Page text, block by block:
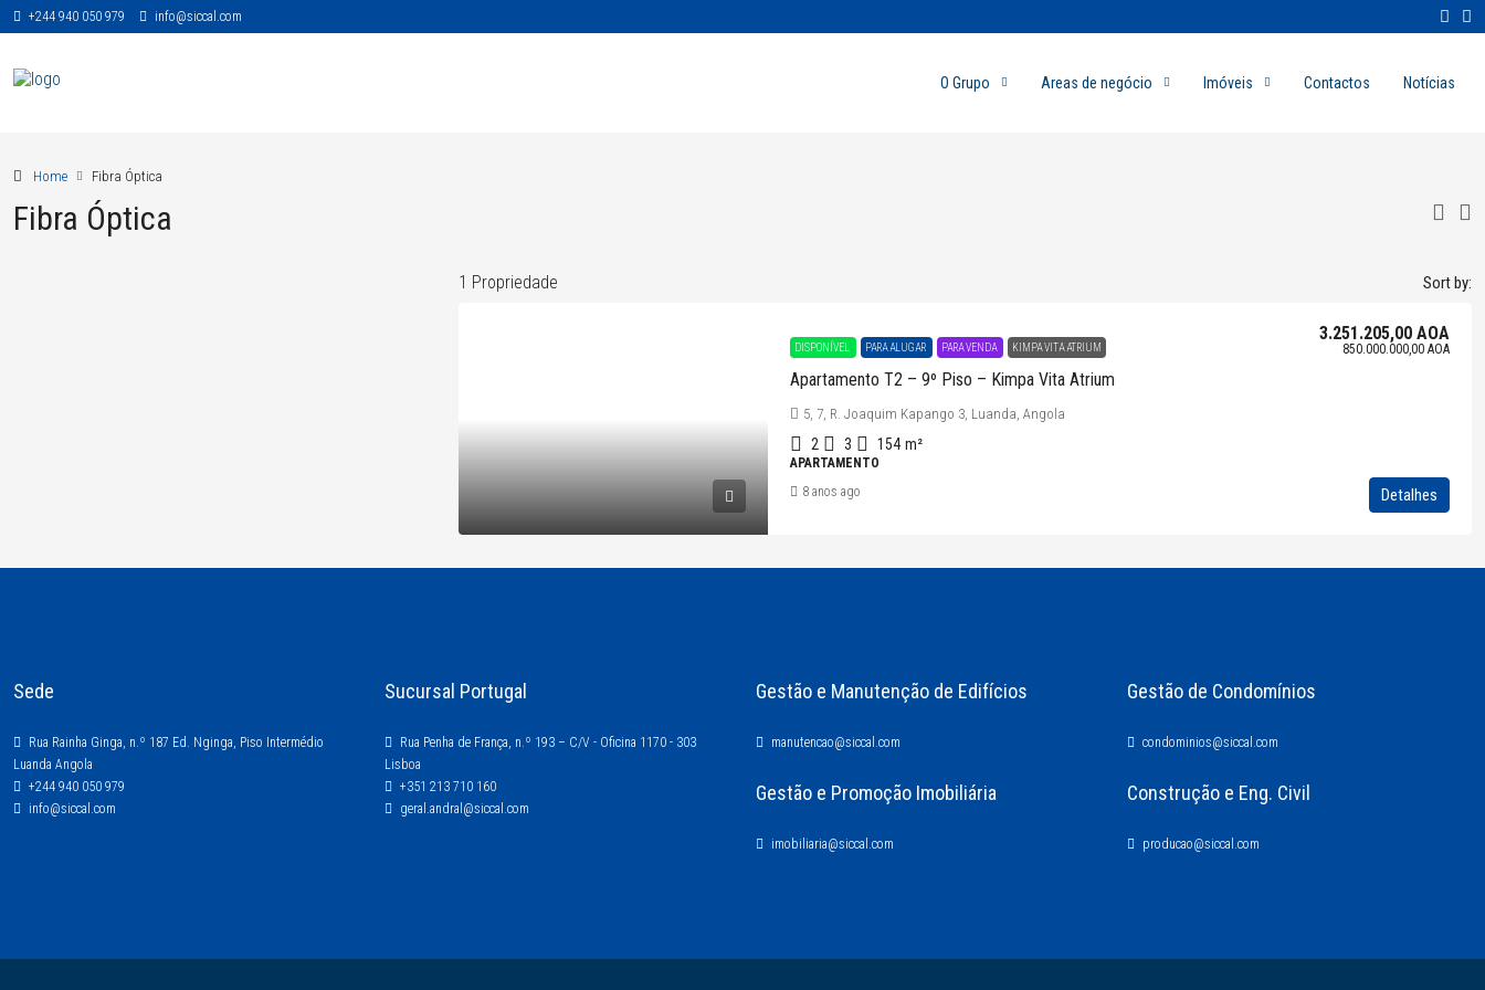
+244 940 050 979 info@siccal.com
O Grupo Areas de negócio Imóveis Contactos Notícias
Home Fibra Óptica
Fibra Óptica
1 Propriedade Sort by:
DISPONÍVEL PARA ALUGAR PARA VENDA KIMPA VITA ATRIUM
Apartamento T2 – 9º Piso – Kimpa Vita Atrium
3.251.205,00 AOA
850.000.000,00 AOA
5, 7, R. Joaquim Kapango 3, Luanda, Angola
2 3 154 m²
APARTAMENTO
Detalhes
8 anos ago
Sede
Rua Rainha Ginga, n.º 187 Ed. Nginga, Piso Intermédio
Luanda Angola
+244 940 050 979
info@siccal.com
Sucursal Portugal
Rua Penha de França, n.º 193 – C/V - Oficina 1170 - 303
Lisboa
+351 213 710 160
geral.andral@siccal.com
Gestão e Manutenção de Edifícios
manutencao@siccal.com
Gestão e Promoção Imobiliária
imobiliaria@siccal.com
Gestão de Condomínios
condominios@siccal.com
Construção e Eng. Civil
producao@siccal.com